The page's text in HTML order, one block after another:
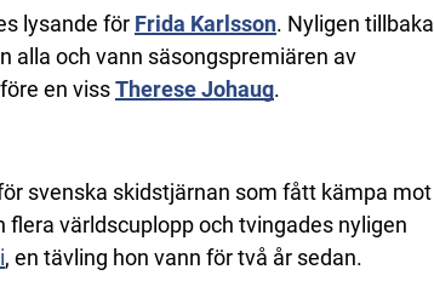
lysande för Frida Karlsson. Nyligen tillbaka
alla och vann säsongspremiären av
en vissTherese Johaug.
svenska skidstjärnan som fått kämpa mot
världscuplopp och tvingades nyligen
, en tävling hon vann för två år sedan.